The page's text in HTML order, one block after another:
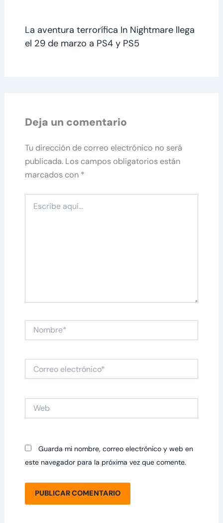
La aventura terrorífica In Nightmare llega
el 29 de marzo a PS4 y PS5
Deja un comentario
Tu dirección de correo electrónico no será
publicada. Los campos obligatorios están
marcados con *
aquí...
electrónico*
Guarda mi nombre, correo electrónico y web en
este navegador para la próxima vez que comente.